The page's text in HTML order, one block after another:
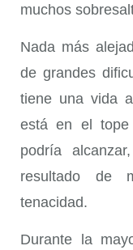
muchos
Nada más
de grandes
tiene una vida
está en el
podría
resultado de
tenacidad.
Durante la